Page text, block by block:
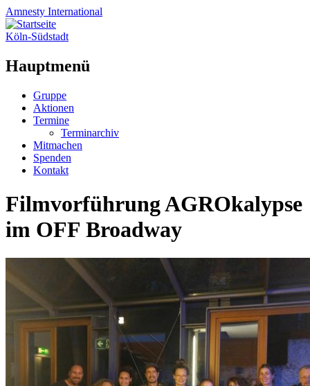
Amnesty International
Köln-Südstadt
Hauptmenü
Zum
Inhalt
springen
Gruppe
Aktionen
Termine
Terminarchiv
Mitmachen
Spenden
Kontakt
Filmvorführung AGROkalypse
im OFF Broadway